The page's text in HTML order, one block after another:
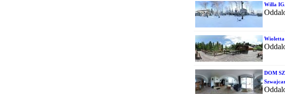
Willa
Wioletta
DOM